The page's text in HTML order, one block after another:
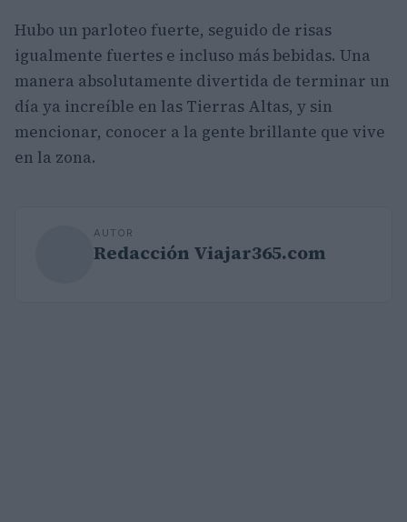
Hubo un parloteo fuerte, seguido de risas
igualmente fuertes e incluso más bebidas. Una
manera absolutamente divertida de terminar un
día ya increíble en las Tierras Altas, y sin
mencionar, conocer a la gente brillante que vive
en la zona.
AUTOR
Redacción Viajar365.com